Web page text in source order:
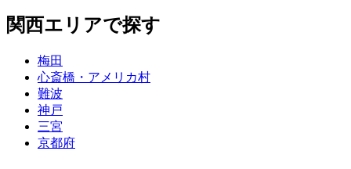
関西エリアで探す
梅田
心斎橋・アメリカ村
難波
神戸
三宮
京都府